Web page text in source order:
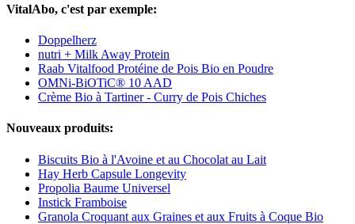
VitalAbo, c'est par exemple:
Doppelherz
nutri + Milk Away Protein
Raab Vitalfood Protéine de Pois Bio en Poudre
OMNi-BiOTiC® 10 AAD
Crème Bio à Tartiner - Curry de Pois Chiches
Nouveaux produits:
Biscuits Bio à l'Avoine et au Chocolat au Lait
Hay Herb Capsule Longevity
Propolia Baume Universel
Instick Framboise
Granola Croquant aux Graines et aux Fruits à Coque Bio